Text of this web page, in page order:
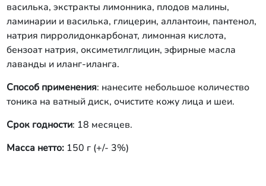
василька, экстракты лимонника, плодов малины,
ламинарии и василька, глицерин, аллантоин, пантенол,
натрия пирролидонкарбонат, лимонная кислота,
бензоат натрия, оксиметилглицин, эфирные масла
лаванды и иланг-иланга.
Способ применения: нанесите небольшое количество
тоника на ватный диск, очистите кожу лица и шеи.
Срок годности: 18 месяцев.
Масса нетто:150 г (+/- 3%)